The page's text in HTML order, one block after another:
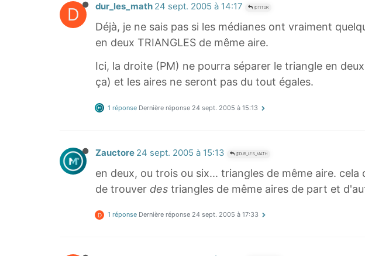
D dur_les_math 24 sept. 2005 à 14:17 @TITOR
Déjà, je ne sais pas si les médianes ont vraiment
en deux TRIANGLES de même aire.
Ici, la droite (PM) ne pourra séparer le triangle en
ça) et les aires ne seront pas du tout égales.
1 réponse Dernière réponse 24 sept. 2005 à 15:13
Zauctore 24 sept. 2005 à 15:13 @DUR_LES_MATH
en deux, ou trois ou six... triangles de même aire.
de trouver des triangles de même aires de part et
D 1 réponse Dernière réponse 24 sept. 2005 à 17:33